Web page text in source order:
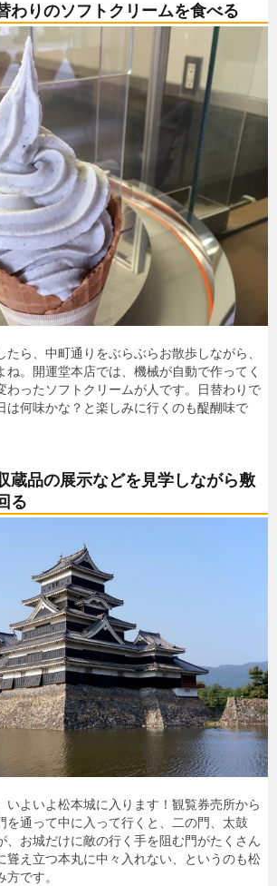
わりのソフトクリームを食べる
たら、中町通りをぶらぶらお散歩しながら、
ね。開運堂本店では、機械が自動で作ってく
わったソフトクリームが人です。日替わりで
は何味かな？と楽しみに行くのも醍醐味で
蔵品の展示などを見学しながら敷
る
いよいよ松本城に入ります！観覧券売所から
を通って中に入って行くと、二の門、太鼓
、お城だけに敵の行く手を阻む門がたくさん
聳え立つ本丸に中々入れない、というのも松
です。